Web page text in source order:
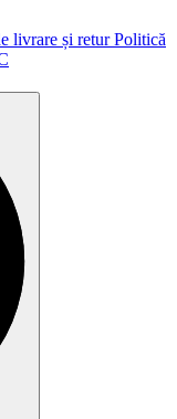
livrare și returPolitică